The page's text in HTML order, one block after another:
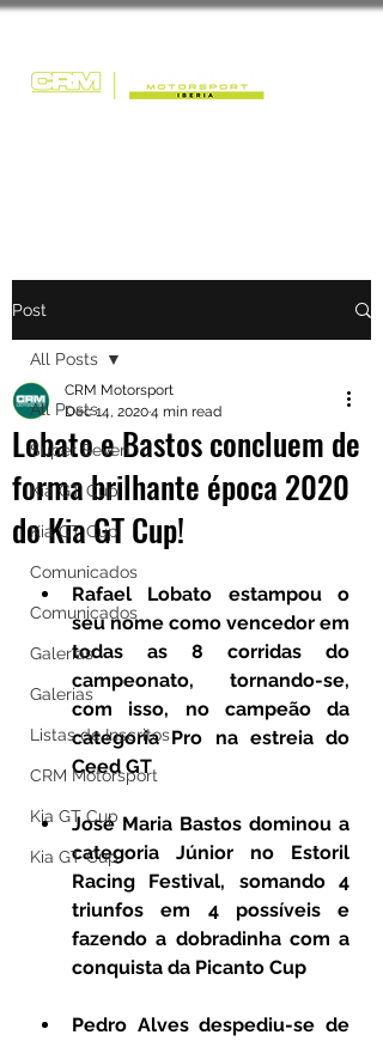
Post
All Posts
Super Seven
Kia GT Cup
Kia GT Cup
Comunicados
Comunicados
Galerias
Galerias
Listas de Inscritos
CRM Motorsport
Kia GT Cup
Kia GT Cup
All Posts
Lobato e Bastos concluem de
forma brilhante época 2020
do Kia GT Cup!
CRM Motorsport
Dec 14, 20204 min read
Rafael Lobato estampou o
seu nome como vencedor em
todas as 8 corridas do
campeonato, tornando-se,
com isso, no campeão da
categoria Pro na estreia do
Ceed GT
José Maria Bastos dominou a
categoria Júnior no Estoril
Racing Festival, somando 4
triunfos em 4 possíveis e
fazendo a dobradinha com a
conquista da Picanto Cup
Pedro Alves despediu-se de